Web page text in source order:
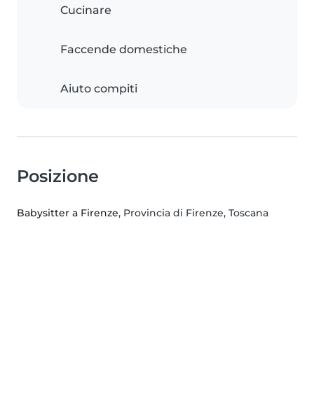
Cucinare
Faccende domestiche
Aiuto compiti
Posizione
Babysitter a Firenze, Provincia di Firenze, Toscana